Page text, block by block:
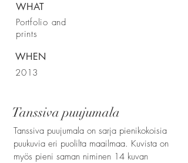
WHAT
Portfolio and
prints
WHEN
2013
Tanssiva puujumala
Tanssiva puujumala on sarja pienikokoisia
puukuvia eri puolilta maailmaa. Kuvista on
myös pieni saman niminen 14 kuvan